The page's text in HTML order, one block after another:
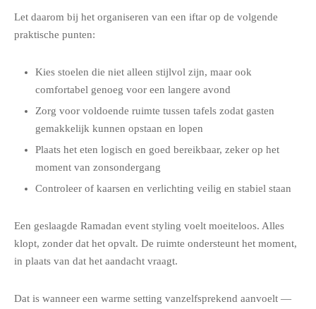
Let daarom bij het organiseren van een iftar op de volgende
praktische punten:
Kies stoelen die niet alleen stijlvol zijn, maar ook
comfortabel genoeg voor een langere avond
Zorg voor voldoende ruimte tussen tafels zodat gasten
gemakkelijk kunnen opstaan en lopen
Plaats het eten logisch en goed bereikbaar, zeker op het
moment van zonsondergang
Controleer of kaarsen en verlichting veilig en stabiel staan
Een geslaagde Ramadan event styling voelt moeiteloos. Alles
klopt, zonder dat het opvalt. De ruimte ondersteunt het moment,
in plaats van dat het aandacht vraagt.
Dat is wanneer een warme setting vanzelfsprekend aanvoelt —